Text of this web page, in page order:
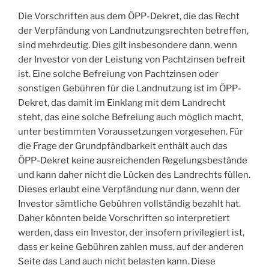
Die Vorschriften aus dem ÖPP-Dekret, die das Recht
der Verpfändung von Landnutzungsrechten betreffen,
sind mehrdeutig. Dies gilt insbesondere dann, wenn
der Investor von der Leistung von Pachtzinsen befreit
ist. Eine solche Befreiung von Pachtzinsen oder
sonstigen Gebühren für die Landnutzung ist im ÖPP-
Dekret, das damit im Einklang mit dem Landrecht
steht, das eine solche Befreiung auch möglich macht,
unter bestimmten Voraussetzungen vorgesehen. Für
die Frage der Grundpfändbarkeit enthält auch das
ÖPP-Dekret keine ausreichenden Regelungsbestände
und kann daher nicht die Lücken des Landrechts füllen.
Dieses erlaubt eine Verpfändung nur dann, wenn der
Investor sämtliche Gebühren vollständig bezahlt hat.
Daher könnten beide Vorschriften so interpretiert
werden, dass ein Investor, der insofern privilegiert ist,
dass er keine Gebühren zahlen muss, auf der anderen
Seite das Land auch nicht belasten kann. Diese